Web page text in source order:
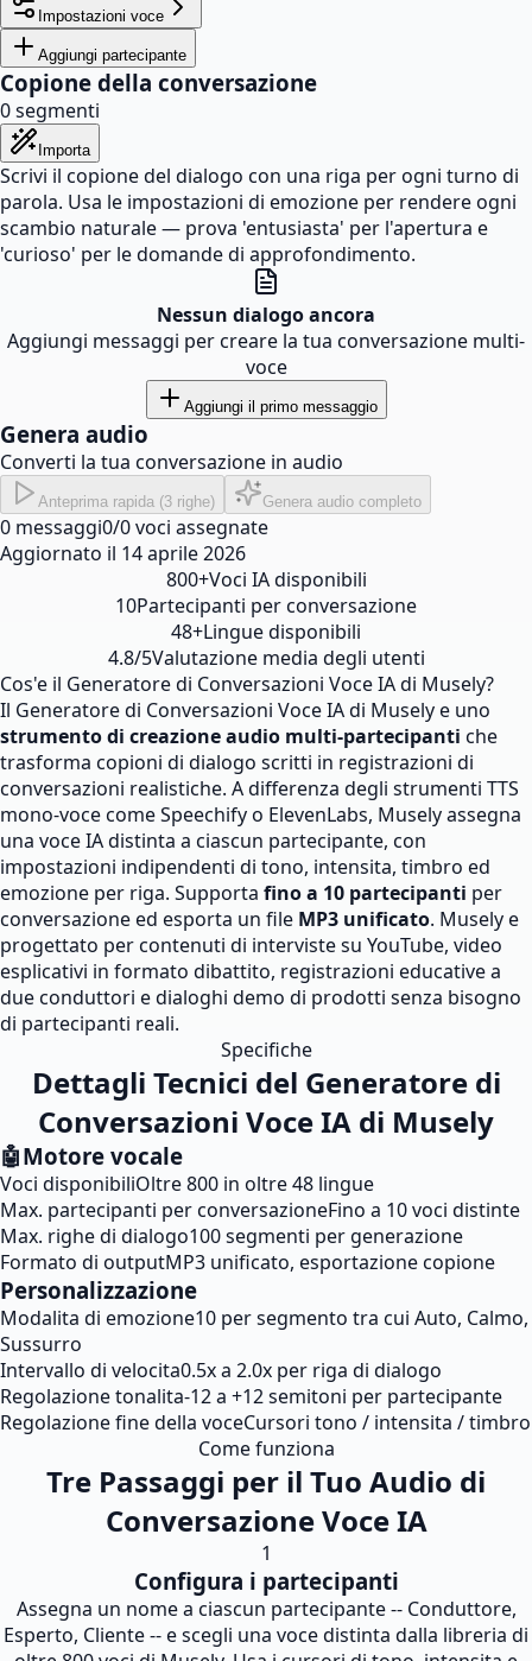
Impostazioni voce
Aggiungi partecipante
Copione della conversazione
0segmenti
Importa
Scrivi il copione del dialogo con una riga per ogni turno di
parola. Usa le impostazioni di emozione per rendere ogni
scambio naturale — prova 'entusiasta' per l'apertura e
'curioso' per le domande di approfondimento.
Nessun dialogo ancora
Aggiungi messaggi per creare la tua conversazione multi-
voce
Aggiungi il primo messaggio
Genera audio
Converti la tua conversazione in audio
Anteprima rapida (3 righe) Genera audio completo
0 messaggi0/0voci assegnate
Aggiornato il 14 aprile 2026
800+Voci IA disponibili
10Partecipanti per conversazione
48+Lingue disponibili
4.8/5Valutazione media degli utenti
Cos'e il Generatore di Conversazioni Voce IA di Musely?
Il Generatore di Conversazioni Voce IA di Musely e uno
strumento di creazione audio multi-partecipanti che
trasforma copioni di dialogo scritti in registrazioni di
conversazioni realistiche. A differenza degli strumenti TTS
mono-voce come Speechify o ElevenLabs, Musely assegna
una voce IA distinta a ciascun partecipante, con
impostazioni indipendenti di tono, intensita, timbro ed
emozione per riga. Supporta fino a 10 partecipanti per
conversazione ed esporta un file MP3 unificato. Musely e
progettato per contenuti di interviste su YouTube, video
esplicativi in formato dibattito, registrazioni educative a
due conduttori e dialoghi demo di prodotti senza bisogno
di partecipanti reali.
Specifiche
Dettagli Tecnici del Generatore di
Conversazioni Voce IA di Musely
🤖Motore vocale
Voci disponibiliOltre 800 in oltre 48 lingue
Max. partecipanti per conversazioneFino a 10 voci distinte
Max. righe di dialogo100 segmenti per generazione
Formato di outputMP3 unificato, esportazione copione
Personalizzazione
Modalita di emozione10 per segmento tra cui Auto, Calmo,
Sussurro
Intervallo di velocita0.5x a 2.0x per riga di dialogo
Regolazione tonalita-12 a +12 semitoni per partecipante
Regolazione fine della voceCursori tono / intensita / timbro
Come funziona
Tre Passaggi per il Tuo Audio di
Conversazione Voce IA
1
Configura i partecipanti
Assegna un nome a ciascun partecipante -- Conduttore,
Esperto, Cliente -- e scegli una voce distinta dalla libreria di